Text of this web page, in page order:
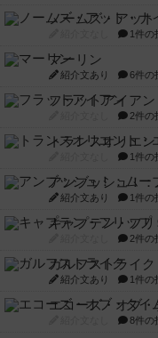
ノームズ・アット
1件の
マーリン
紹介文あり 6件の
フラットアイアン
2件の
トランスオリエ
1件の
アンブッシュ！：
紹介文あり 1件の
キャプテン・フ
2件の
ガルフストライク
紹介文あり 1件の
エコーズ・オブ・
8件の